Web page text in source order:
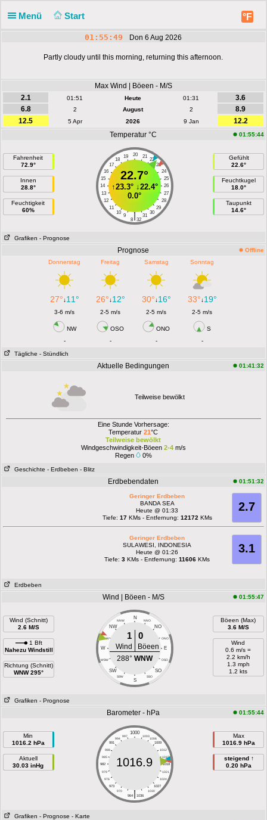
Menü Start °F
01:55:50 Don 6 Aug 2026
Partly cloudy until this morning, returning this afternoon.
Max Wind | Böeen - M/S
2.1
01:51 Heute 01:31
3.6
6.8
2 August 2
8.9
12.5
5 Apr 2026 9 Jan
12.2
Temperatur °C
01:55:44
Fahrenheit
72.9°
Innen
28.8°
Feuchtigkeit
60%
20
19 21
18
22
17
23
16
24
15
25
14
26
13
27
12
28
11
29
10
30
9 31
|
8 32
22.7°
↑23.3°↓22.4°
0.0°
Gefühlt
22.6°
Feuchtkugel
18.0°
Taupunkt
14.6°
Grafiken - Prognose
Prognose
Offline
Donnerstag
Freitag Samstag Sonntag
27°↓11° 26°↓12° 30°↓16° 33°↓19°
3-6 m/s 2-5 m/s 2-5 m/s 2-5 m/s
NW OSO ONO
S
-
- -
-
Tägliche - Stündlich
Aktuelle Bedingungen 01:41:32
Teilweise bewölkt
Eine Stunde Vorhersage:
Temperatur21°C
Teilweise bewölkt
Windgeschwindigkeit-Böeen 2-4m/s
Regen
0%
Geschichte - Erdbeben - Blitz
Erdbebendaten 01:51:32
2.7
Geringer Erdbeben
BANDA SEA
Heute @ 01:33
Tiefe: 17KMs - Entfernung: 12172 KMs
3.1
Geringer Erdbeben
SULAWESI, INDONESIA
Heute @ 01:26
Tiefe:3 KMs - Entfernung:11606 KMs
Erdbeben
Wind | Böeen - M/S 01:55:47
Wind (Schnitt)
2.6 M/S
1 Bft
Nahezu Windstill
Richtung (Schnitt)
WNW 295°
N
NNW NNO
NW NO
WNW ONO
W E
WSW OSO
SW SO
SSW SSO
S
1 0
Wind
Böeen
288° WNW
Böeen (Max)
3.6 M/S
Wind
0.6 m/s =
2.2 km/h
1.3 mph
1.2 kts
Grafiken - Prognose
Barometer - hPa 01:55:44
Min
1016.2 hPa
Aktuell
30.03 inHg
1000
997 1003
994
1006
991
1009
988
1012
985
1015
982
1018
979
1021
976
1024
973
1027
970
1030
|
964 1036
1016.9
Max
1016.9 hPa
steigend ↑
0.20 hPa
Grafiken - Prognose - Karte